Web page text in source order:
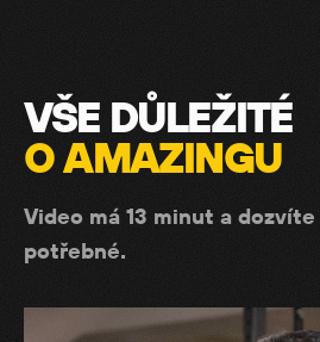
VŠE DŮLEŽITÉ
O AMAZINGU
Video má 13 minut a dozvíte
potřebné.